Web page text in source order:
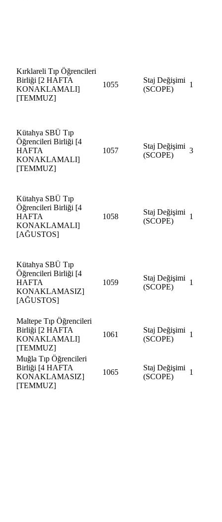
Kırklareli Tıp Öğrencileri
Birliği [2 HAFTA
KONAKLAMALI]
[TEMMUZ]
1055
Staj Değişimi
(SCOPE)
1
Kütahya SBÜ Tıp
Öğrencileri Birliği [4
HAFTA
KONAKLAMALI]
[TEMMUZ]
1057
Staj Değişimi
(SCOPE)
3
Kütahya SBÜ Tıp
Öğrencileri Birliği [4
HAFTA
KONAKLAMALI]
[AĞUSTOS]
1058
Staj Değişimi
(SCOPE)
1
Kütahya SBÜ Tıp
Öğrencileri Birliği [4
HAFTA
KONAKLAMASIZ]
[AĞUSTOS]
1059
Staj Değişimi
(SCOPE)
1
Maltepe Tıp Öğrencileri
Birliği [2 HAFTA
KONAKLAMALI]
[TEMMUZ]
1061
Staj Değişimi
(SCOPE)
1
Muğla Tıp Öğrencileri
Birliği [4 HAFTA
KONAKLAMASIZ]
[TEMMUZ]
1065
Staj Değişimi
(SCOPE)
1